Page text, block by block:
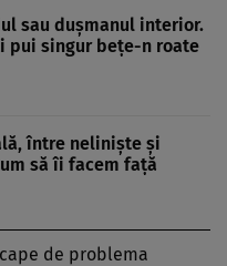
sau dușmanul interior.
pui singur bețe-n roate
între neliniște și
să îi facem față
de problema